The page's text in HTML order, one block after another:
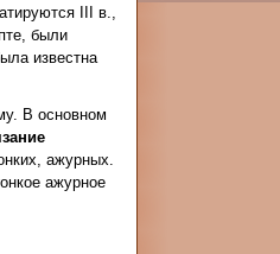
III в.,
были
известна
В основном
ажурных.
ажурное